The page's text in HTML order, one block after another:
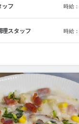
ッフ 時給：
スタッフ 時給：